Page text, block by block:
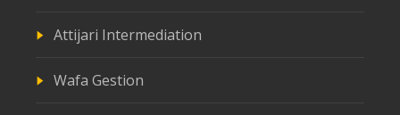
Attijari Intermediation
Wafa Gestion